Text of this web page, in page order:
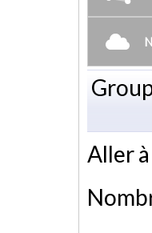
Aller à